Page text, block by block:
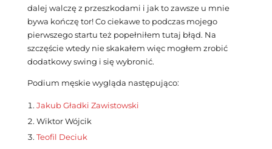
dalej walczę z przeszkodami i jak to zawsze u mnie
bywa kończę tor! Co ciekawe to podczas mojego
pierwszego startu też popełniłem tutaj błąd. Na
szczęście wtedy nie skakałem więc mogłem zrobić
dodatkowy swing i się wybronić.
Podium męskie wygląda następująco:
Jakub Gładki Zawistowski
Wiktor Wójcik
Teofil Deciuk